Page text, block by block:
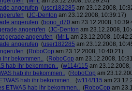
angerufen (user182285 am 23.12.2008,
(JC-Denton am 23.12.2008, 10:39:17)
angerufen (bono_d70 am 23.12.2008,
angerufen (JC-Denton am 23.12.2008,
gerade angerufen (Mr L am 23.12.2008,
angerufen (user182285 am 23.12.2008,
(RoboCop am 23.12.2008, 10:40:21)
ihr bekommen.. (RoboCop am 23.12.2008,
hab ihr bekommen.. (w114/115 am
hab ihr bekommen.. (RoboCop am
hab ihr bekommen.. (w114/115 am
ETWAS hab ihr bekommen.. (RoboCop am